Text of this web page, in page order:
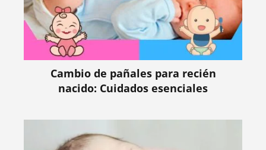
Cambio de pañales para recién
nacido: Cuidados esenciales